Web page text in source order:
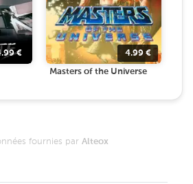
€ 4.99 €
Masters of the Universe
fournies par Alteox